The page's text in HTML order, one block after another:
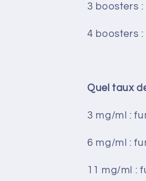
3 boosters :
4 boosters :
Quel taux
3 mg/ml :
6 mg/ml :
11 mg/ml :